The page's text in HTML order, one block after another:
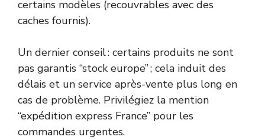
certains modèles (recouvrables avec des
caches fournis).
Un dernier conseil : certains produits ne sont
pas garantis “stock europe” ; cela induit des
délais et un service après-vente plus long en
cas de problème. Privilégiez la mention
“expédition express France” pour les
commandes urgentes.